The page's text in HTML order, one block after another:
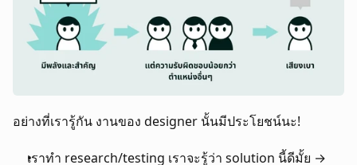
อย่างที่เรารู้กัน งานของ designer นั้นมีประโยชน์นะ!
เราทำ research/testing เราจะรู้ว่า solution นี้ดีมั้ย →